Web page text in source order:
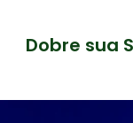
Dobre sua